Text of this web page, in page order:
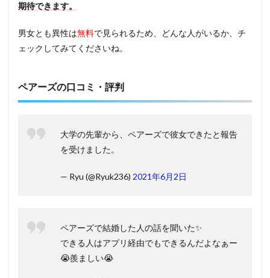
期待できます。
男女とも異性は無料で見られるため、どんな人がいるか、チ
ェックしてみてくださいね。
ペアーズの口コミ・評判
大学の先輩から、ペアーズで彼女できたと報告
を受けました。
— Ryu (@Ryuk236) 2021年6月2日
ペアーズで結婚した人の話を聞いた✨
できる人はアプリ経由でもできるんだよなぁー
😭羨ましい😭